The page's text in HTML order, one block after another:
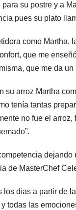
su postre y a
pues su plato
como Martha,
que me
que me da
su arroz Martha
tenía tantas
no fue el
de MasterChef
los días a partir de
todas las